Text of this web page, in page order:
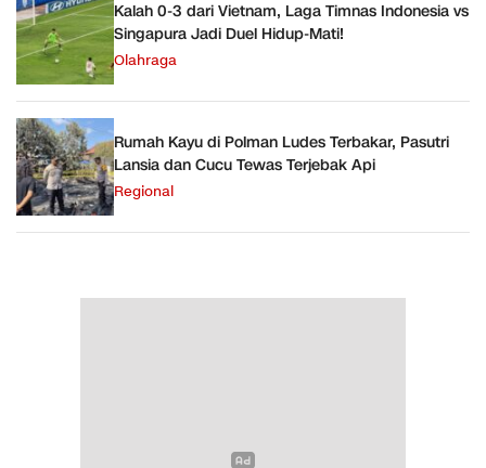
Kalah 0-3 dari Vietnam, Laga Timnas Indonesia vs
Singapura Jadi Duel Hidup-Mati!
Olahraga
Rumah Kayu di Polman Ludes Terbakar, Pasutri
Lansia dan Cucu Tewas Terjebak Api
Regional